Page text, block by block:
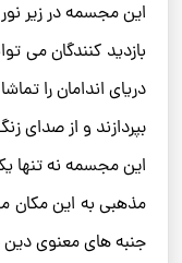
این مجسمه در زیر
بازدید کنندگان می
دریای اندامان را
بپردازند و از صدای
این مجسمه نه تنها
مذهبی به این مکان
جنبه ‌های معنوی دین